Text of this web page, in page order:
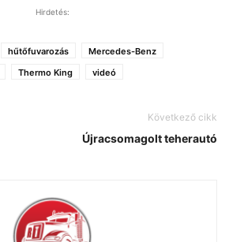
Hirdetés:
hűtőfuvarozás
Mercedes-Benz
Thermo King videó
Következő cikk
Újracsomagolt teherautó